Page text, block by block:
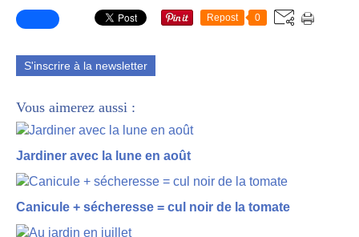
Repost 0
S'inscrire à la newsletter
Vous aimerez aussi :
Jardiner avec la lune en août
Canicule + sécheresse = cul noir de la tomate